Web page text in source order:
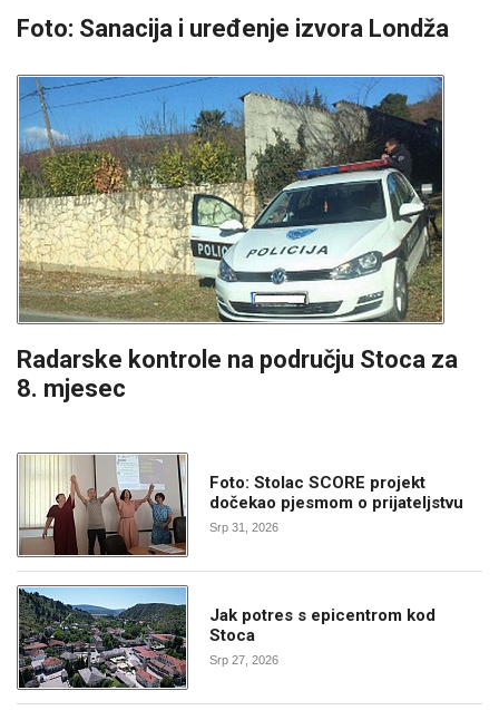
Foto: Sanacija i uređenje izvora Londža
Radarske kontrole na području Stoca za
8. mjesec
Foto: Stolac SCORE projekt
dočekao pjesmom o prijateljstvu
Srp 31, 2026
Jak potres s epicentrom kod
Stoca
Srp 27, 2026